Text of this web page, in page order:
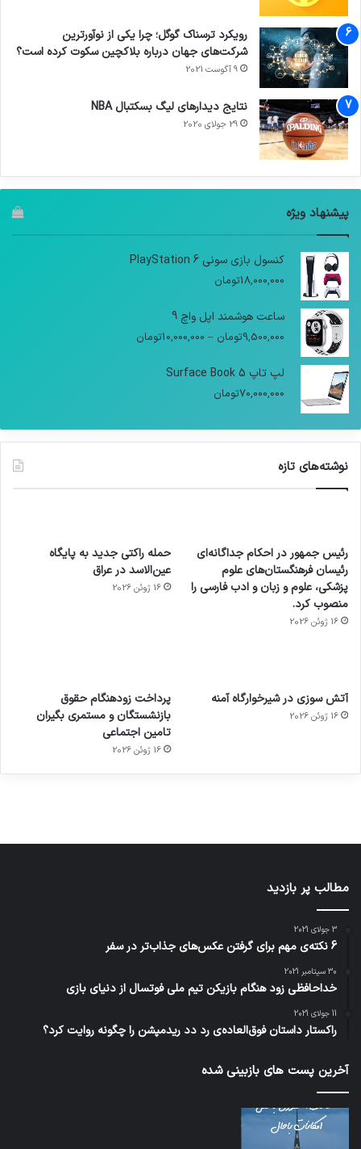
رویکرد ترسناک گوگل؛ چرا یکی از نوآورترین
شرکت‌های جهان درباره بلاکچین سکوت کرده است؟
9 آگوست 2021
نتایج دیدار‌های لیگ بسکتبال NBA
29 جولای 2020
پیشنهاد ویژه
کنسول بازی سونی PlayStation 6
18,000,000تومان
ساعت هوشمند اپل واچ 9
9,500,000تومان –
10,000,000تومان
لپ تاپ Surface Book 5
70,000,000تومان
نوشته‌های تازه
رئیس جمهور در احکام جداگانه‌ای
رئیسان فرهنگستان‌های علوم
پزشکی، علوم و زبان و ادب فارسی را
منصوب کرد.
16 ژوئن 2026
حمله راکتی جدید به پایگاه
عین‌الاسد در عراق
16 ژوئن 2026
آتش سوزی در شیرخوارگاه آمنه
16 ژوئن 2026
پرداخت زودهنگام حقوق
بازنشستگان و مستمری بگیران
تامین اجتماعی
16 ژوئن 2026
برای
کشف
توسط
مجازی
…
ساعت
هوشمند
با طعم
توسط
ژاکت
در
های
2023
توسط
مطالب پر بازدید
3 جولای 2021
6 نکته‌ی مهم برای گرفتن عکس‌های جذاب‌تر در سفر
30 سپتامبر 2021
خداحافظی زود هنگام بازیکن تیم ملی فوتسال از دنیای بازی
11 جولای 2021
راکستار داستان فوق‌العاده‌ی رد دد ریدمپشن را چگونه روایت کرد؟
آخرین پست های بازبینی شده